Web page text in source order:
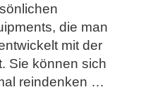
die man
mit der
Sie können sich
reindenken …